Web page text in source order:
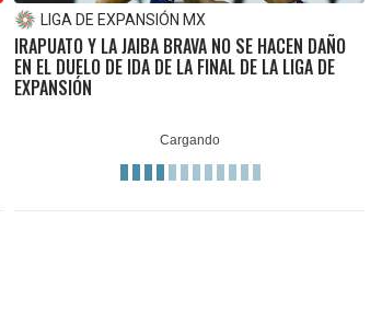
LIGA DE EXPANSIÓN MX
IRAPUATO Y LA JAIBA BRAVA NO SE HACEN DAÑO
EN EL DUELO DE IDA DE LA FINAL DE LA LIGA DE
EXPANSIÓN